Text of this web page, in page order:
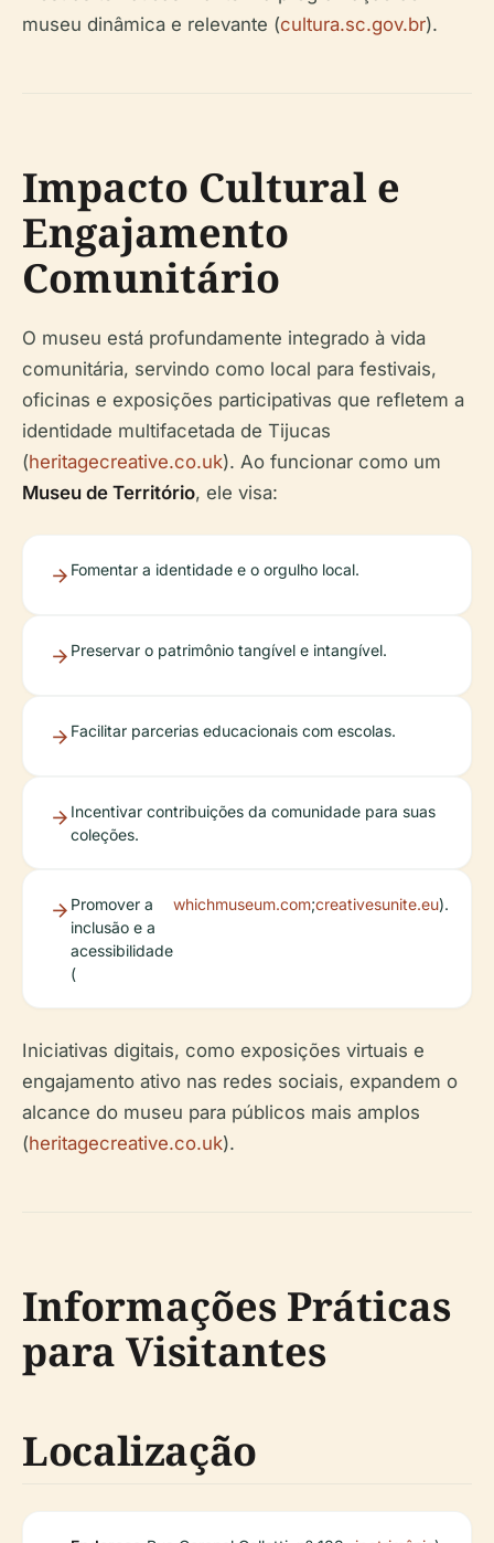
museu dinâmica e relevante (cultura.sc.gov.br).
Impacto Cultural e
Engajamento
Comunitário
O museu está profundamente integrado à vida
comunitária, servindo como local para festivais,
oficinas e exposições participativas que refletem a
identidade multifacetada de Tijucas
(heritagecreative.co.uk). Ao funcionar como um
Museu de Território, ele visa:
Fomentar a identidade e o orgulho local.
Preservar o patrimônio tangível e intangível.
Facilitar parcerias educacionais com escolas.
Incentivar contribuições da comunidade para suas
coleções.
Promover a
inclusão e a
acessibilidade
(
whichmuseum.com;creativesunite.eu).
Iniciativas digitais, como exposições virtuais e
engajamento ativo nas redes sociais, expandem o
alcance do museu para públicos mais amplos
(heritagecreative.co.uk).
Informações Práticas
para Visitantes
Localização